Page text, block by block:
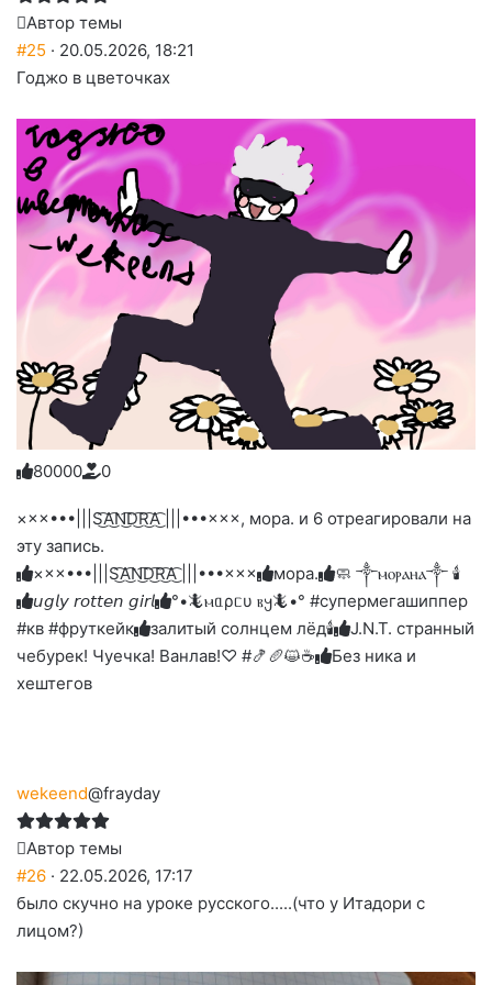
Автор темы
#25 · 20.05.2026, 18:21
Годжо в цветочках
Голосуйте
вверх.
8
Нажмите
реакцию:
улыбаюсь
0
Нажмите
реакцию:
смеюсь
до
слез
0
Нажмите
реакцию:
печаль
0
Нажмите
реакцию:
плачу
0
Нажмите
благодарю
0
×××•••|||S͜͡A͜͡N͜͡D͜͡R͜͡A͜͡ |||•••×××, мора. и 6 отреагировали на
эту запись.
×××•••|||S͜͡A͜͡N͜͡D͜͡R͜͡A͜͡ |||•••×××
мора.
🧼 ༒ⲙⲟⲣⲁⲏⲁ༒ 🕯️
𝘶𝘨𝘭𝘺 𝘳𝘰𝘵𝘵𝘦𝘯 𝘨𝘪𝘳𝘭
°•🦎ⲙᥲρᥴυ ⲃ𐔤🦎•° #супермегашиппер
#кв #фруткейк
залитый солнцем лёд🕯
J.N.T. странный
чебурек! Чуечка! Ванлав!♡ #🍤🥖😺☕
Без ника и
хештегов
wekeend@frayday
Автор темы
#26 · 22.05.2026, 17:17
было скучно на уроке русского.....(что у Итадори с
лицом?)